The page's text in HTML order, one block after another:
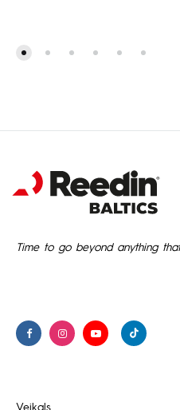
Time to go beyond anything
Veikals